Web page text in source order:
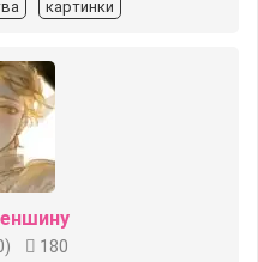
картинки
)
180